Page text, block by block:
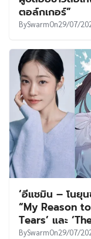
ตอล์กเกอร์”
BySwarmOn29/07/
‘อีแชมิน – โนยุ
“My Reason
Tears’ และ
BySwarmOn29/07/